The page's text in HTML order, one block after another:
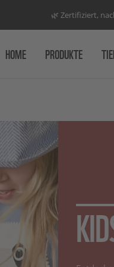
🌿 Zertifiziert,
HOME PRODUKTE